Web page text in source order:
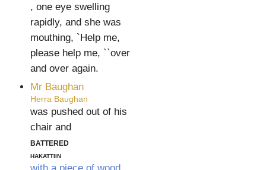
, one eye swelling
rapidly, and she was
mouthing, `Help me,
please help me, ``over
and over again.
Mr Baughan
Herra Baughan
was pushed out of his
chair and
battered
hakattiin